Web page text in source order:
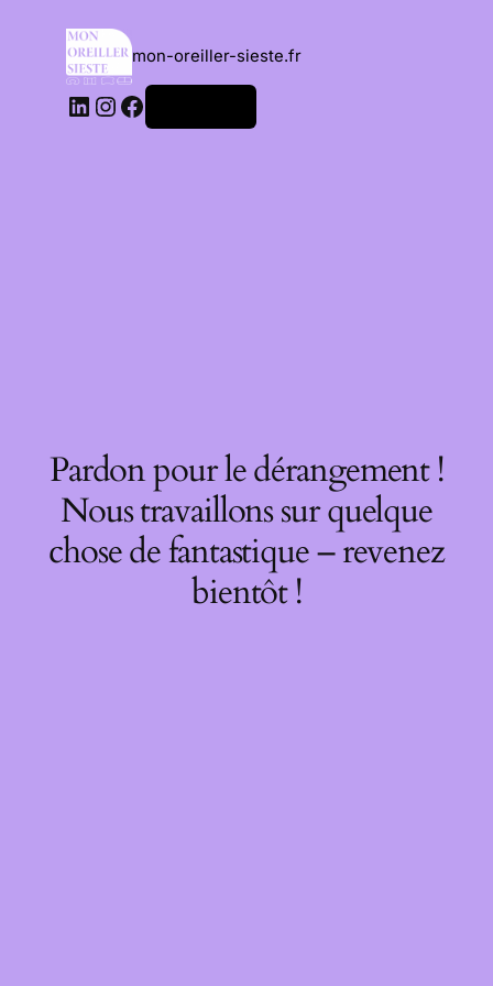
mon-oreiller-sieste.fr
Pardon pour le dérangement !
Nous travaillons sur quelque
chose de fantastique – revenez
bientôt !